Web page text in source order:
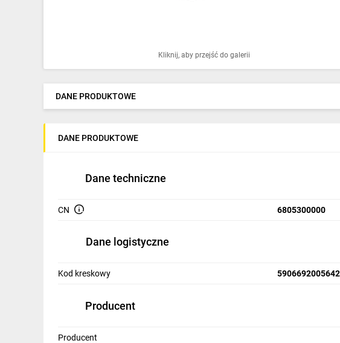
Ogrzewanie
Elektronarzędzia i mierniki
Dom i ogród
Klimatyzacja
Budowa i Remont
Kliknij, aby przejść do galerii
DANE PRODUKTOWE
DANE PRODUKTOWE
Dane techniczne
CN 6805300000
Dane logistyczne
Kod kreskowy 5906692005642
Producent
Producent